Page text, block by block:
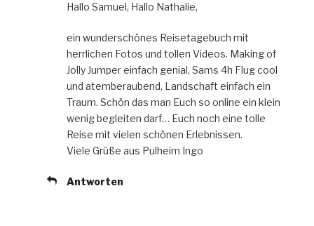
Hallo Samuel, Hallo Nathalie,
ein wunderschönes Reisetagebuch mit
herrlichen Fotos und tollen Videos. Making of
Jolly Jumper einfach genial, Sams 4h Flug cool
und atemberaubend, Landschaft einfach ein
Traum. Schön das man Euch so online ein klein
wenig begleiten darf… Euch noch eine tolle
Reise mit vielen schönen Erlebnissen.
Viele Grüße aus Pulheim Ingo
Antworten